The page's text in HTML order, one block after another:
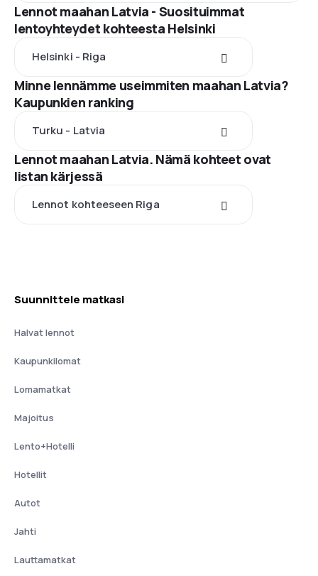
Lennot maahan Latvia - Suosituimmat
lentoyhteydet kohteesta Helsinki
Helsinki - Riga
Minne lennämme useimmiten maahan Latvia?
Kaupunkien ranking
Turku - Latvia
Lennot maahan Latvia. Nämä kohteet ovat
listan kärjessä
Lennot kohteeseen Riga
Suunnittele matkasi
Halvat lennot
Kaupunkilomat
Lomamatkat
Majoitus
Lento+Hotelli
Hotellit
Autot
Jahti
Lauttamatkat